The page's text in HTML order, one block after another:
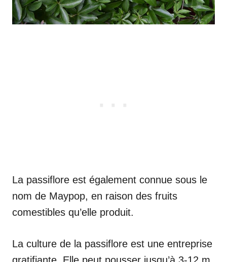
La passiflore est également connue sous le
nom de Maypop, en raison des fruits
comestibles qu’elle produit.
La culture de la passiflore est une entreprise